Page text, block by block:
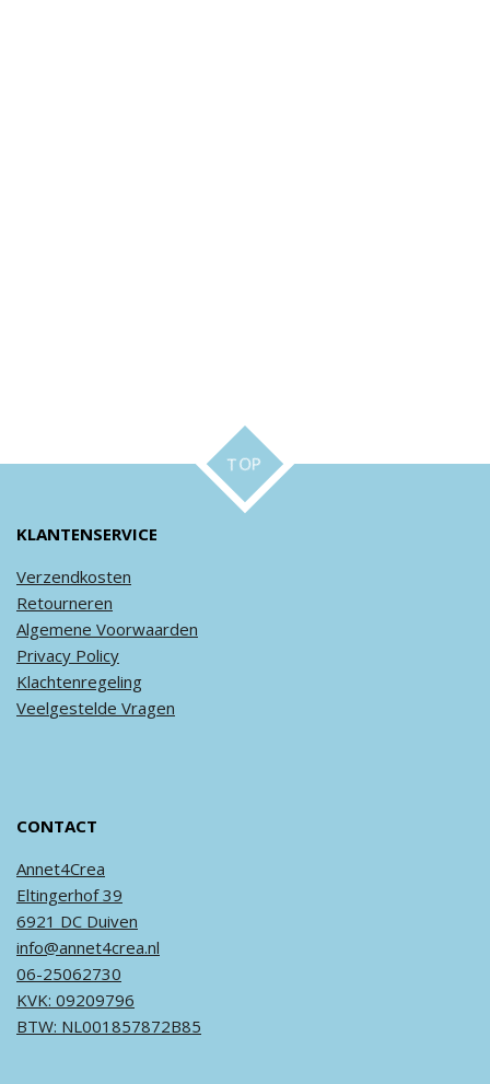
TOP
KLANTENSERVICE
Verzendkosten
Retourneren
Algemene Voorwaarden
Privacy Policy
Klachtenregeling
Veelgestelde Vragen
CONTACT
Annet4Crea
Eltingerhof 39
6921 DC Duiven
info@annet4crea.nl
06-25062730
KVK: 09209796
BTW: NL001857872B85